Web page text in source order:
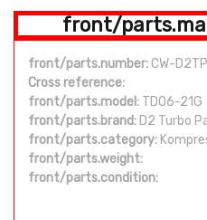
front/
front/parts.number: CW-
Cross reference:
front/parts.model: TD06-21G
front/parts.brand: D2 Turbo
front/parts.category:
front/parts.weight:
front/parts.condition: